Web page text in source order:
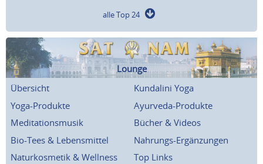
alle Top 24
Lounge
Übersicht
Kundalini Yoga
Yoga-Produkte
Ayurveda-Produkte
Meditationsmusik
Bücher & Videos
Bio-Tees & Lebensmittel
Nahrungs-Ergänzungen
Naturkosmetik & Wellness
Top Links